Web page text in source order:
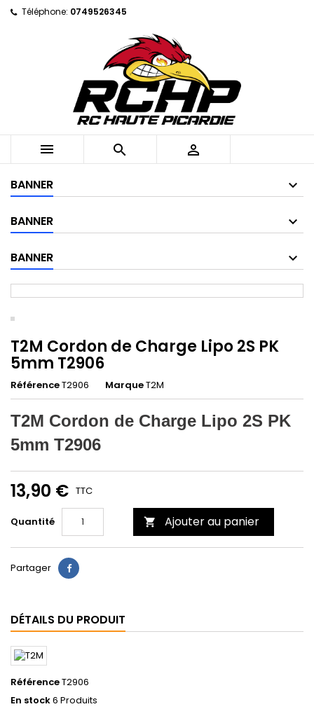
Téléphone: 0749526345
  
BANNER
BANNER
BANNER
T2M Cordon de Charge Lipo 2S PK
5mm T2906
RéférenceT2906 MarqueT2M
T2M Cordon de Charge Lipo 2S PK
5mm T2906
13,90 € TTC
Quantité  Ajouter au panier
Partager
DÉTAILS DU PRODUIT
RéférenceT2906
En stock6 Produits